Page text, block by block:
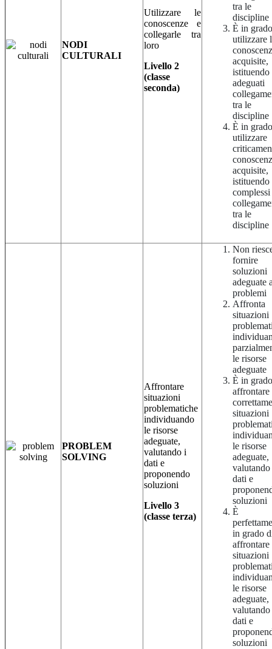
NODI
CULTURALI
Utilizzare le
conoscenze e
collegarle tra
loro
Livello 2
(classe
seconda)
tra le
discipline
È in
utilizzare
acquisite,
istituendo
adeguati
tra le
discipline
È in
utilizzare
acquisite,
istituendo
complessi
tra le
discipline
PROBLEM
SOLVING
Affrontare
situazioni
problematiche
individuando
le risorse
adeguate,
valutando i
dati e
proponendo
soluzioni
Livello 3
(classe terza)
Non
fornire
soluzioni
adeguate
problemi
Affronta
situazioni
le risorse
adeguate
È in
affrontare
situazioni
le risorse
adeguate,
dati e
soluzioni
È
in grado
affrontare
situazioni
le risorse
adeguate,
dati e
soluzioni